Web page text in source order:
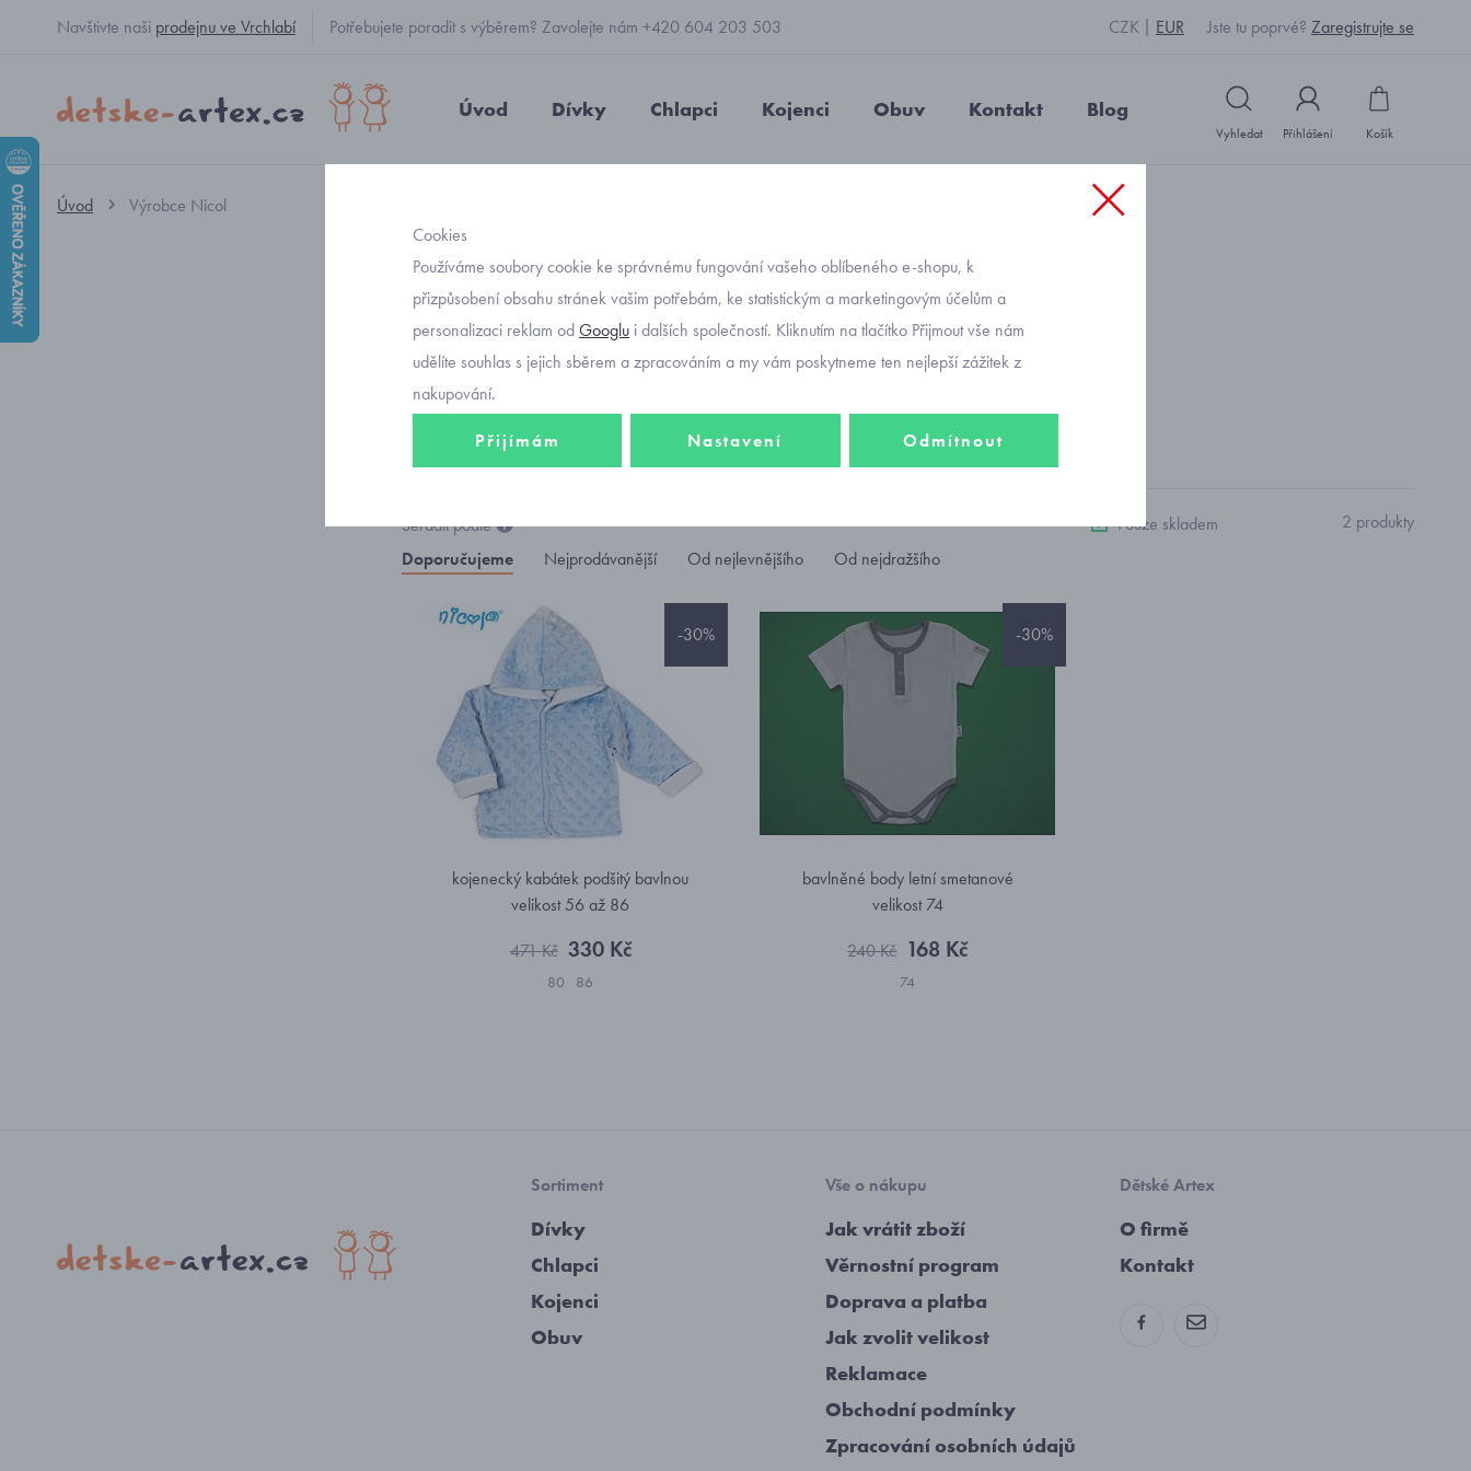
Navštivte naši prodejnu ve Vrchlabí Potřebujete poradit s výběrem? Zavolejte nám +420 604 203 503 CZK EUR Jste tu poprvé? Zaregistrujte se
Úvod Dívky Chlapci Kojenci Obuv Kontakt Blog
Vyhledat Přihlášení Košík
Úvod Výrobce Nicol
Nicol
Seřadit podle
Doporučujeme
Nejprodávanější Od nejlevnějšího Od nejdražšího
Pouze skladem 2 produkty
-30%
kojenecký kabátek podšitý bavlnou
velikost 56 až 86
471 Kč 330 Kč
80 86
-30%
bavlněné body letní smetanové
velikost 74
240 Kč 168 Kč
74
Sortiment
Dívky
Chlapci
Kojenci
Obuv
Vše o nákupu
Jak vrátit zboží
Věrnostní program
Doprava a platba
Jak zvolit velikost
Reklamace
Obchodní podmínky
Zpracování osobních údajů
Dětské Artex
O firmě
Kontakt
Cookies
Používáme soubory cookie ke správnému fungování vašeho oblíbeného e-shopu, k
přizpůsobení obsahu stránek vašim potřebám, ke statistickým a marketingovým účelům a
personalizaci reklam odGooglu i dalších společností. Kliknutím na tlačítko Přijmout vše nám
udělíte souhlas s jejich sběrem a zpracováním a my vám poskytneme ten nejlepší zážitek z
nakupování.
Přijímám Nastavení Odmítnout